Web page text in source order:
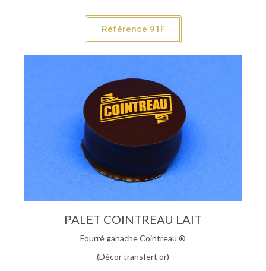
Référence 91F
PALET COINTREAU LAIT
Fourré ganache Cointreau ®
(Décor transfert or)